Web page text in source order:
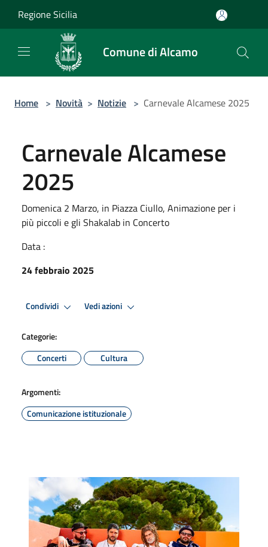
Regione Sicilia
Comune di Alcamo
Home > Novità > Notizie > Carnevale Alcamese 2025
Carnevale Alcamese
2025
Domenica 2 Marzo, in Piazza Ciullo, Animazione per i
più piccoli e gli Shakalab in Concerto
Data :
24 febbraio 2025
Condividi Vedi azioni
Categorie:
Concerti
Cultura
Argomenti:
Comunicazione istituzionale